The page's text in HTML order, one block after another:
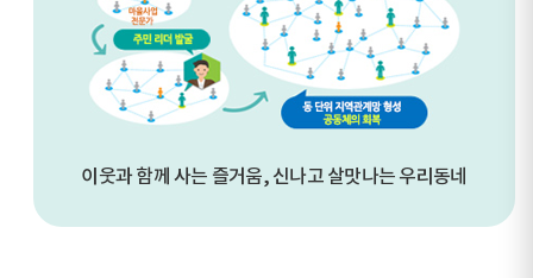
이웃과 함께 사는 즐거움, 신나고 살맛나는 우리동네